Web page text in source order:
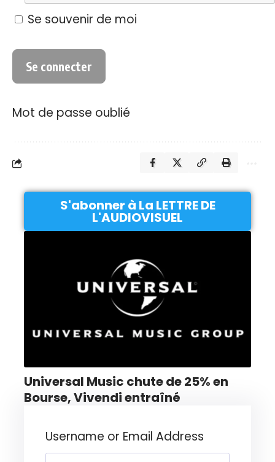
Se souvenir de moi
Mot de passe oublié
S'abonner à La LETTRE DE
L'AUDIOVISUEL
Universal Music chute de 25% en
Bourse, Vivendi entraîné
Username or Email Address